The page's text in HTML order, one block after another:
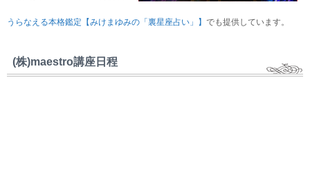
うらなえる本格鑑定【みけまゆみの「裏星座占い」】 でも提供しています。
(株)maestro講座日程